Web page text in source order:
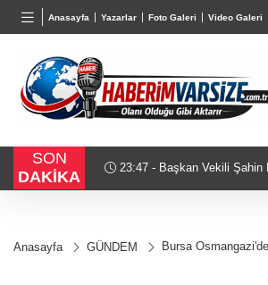
Anasayfa Yazarlar Foto Galeri Video Galeri
TND
16,2299 %0,06
BGN
28,0626%0,37
SON
DAKİKA
geleceğini bütüncül anlayışla
Anasayfa GÜNDEM Bursa